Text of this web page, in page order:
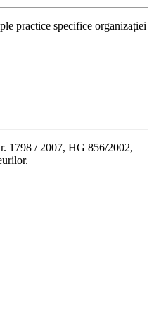
practice specifice organizației
1798 / 2007, HG 856/2002,